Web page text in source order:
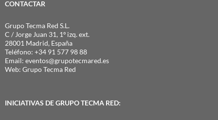
CONTACTAR
Grupo Tecma Red S.L.
C / Jorge Juan 31, 1º izq. ext.
28001 Madrid, España
Teléfono: +34 91 577 98 88
Email: eventos@grupotecmared.es
Web: Grupo Tecma Red
INICIATIVAS DE GRUPO TECMA RED: